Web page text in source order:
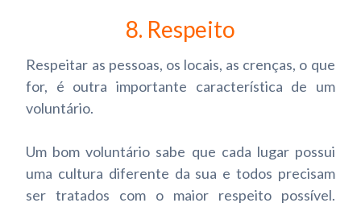
8. Respeito
Respeitar as pessoas, os locais, as crenças, o que
for, é outra importante característica de um
voluntário.
Um bom voluntário sabe que cada lugar possui
uma cultura diferente da sua e todos precisam
ser tratados com o maior respeito possível.